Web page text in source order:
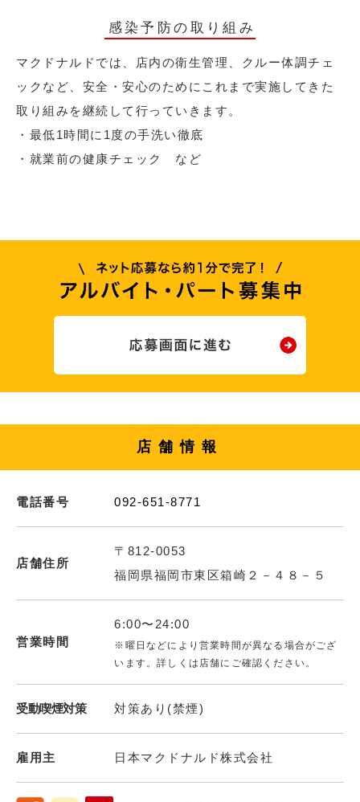
感染予防の取り組み
マクドナルドでは、店内の衛生管理、クルー体調チェ
ックなど、安全・安心のためにこれまで実施してきた
取り組みを継続して行っていきます。
・最低1時間に1度の手洗い徹底
・就業前の健康チェック など
店舗情報
電話番号 092-651-8771
店舗住所
〒812-0053
福岡県福岡市東区箱崎２－４８－５
営業時間
6:00〜24:00
※曜日などにより営業時間が異なる場合がござ
います。詳しくは店舗にご確認ください。
受動喫煙対策 対策あり(禁煙)
雇用主 日本マクドナルド株式会社